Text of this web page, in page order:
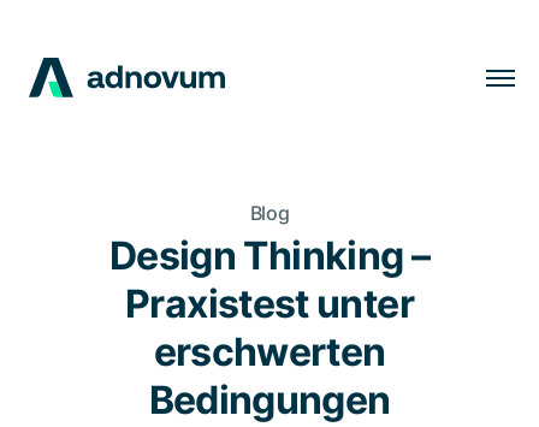
Insights
Unternehmen
Karriere
Blog
Design Thinking –
Praxistest unter
erschwerten
Bedingungen